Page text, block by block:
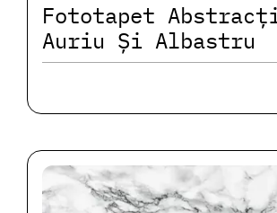
Fototapet
Auriu Și Albastru